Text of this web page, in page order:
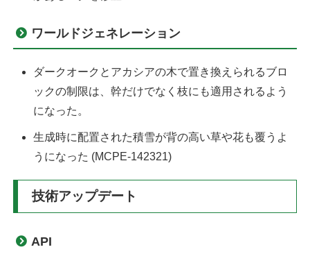
ワールドジェネレーション
ダークオークとアカシアの木で置き換えられるブロ
ックの制限は、幹だけでなく枝にも適用されるよう
になった。
生成時に配置された積雪が背の高い草や花も覆うよ
うになった (MCPE-142321)
技術アップデート
API